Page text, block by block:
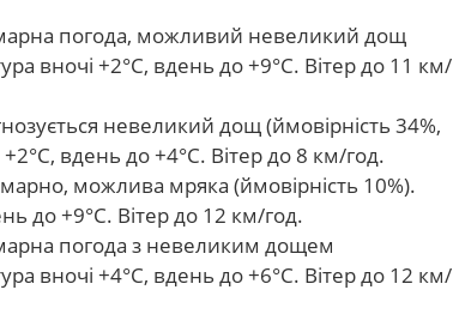
погода, можливий невеликий дощ
вночі +2°С, вдень до +9°С. Вітер до 11 км/
невеликий дощ (ймовірність 34%,
вдень до +4°С. Вітер до 8 км/год.
можлива мряка (ймовірність 10%).
до +9°С. Вітер до 12 км/год.
погода з невеликим дощем
вночі +4°С, вдень до +6°С. Вітер до 12 км/